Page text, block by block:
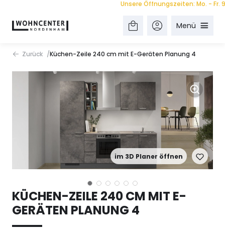
Unsere Öffnungszeiten: Mo. - Fr.
Menü
Zurück Küchen-Zeile 240 cm mit E-Geräten Planung 4
im 3D Planer öffnen
KÜCHEN-ZEILE 240 CM MIT E-
GERÄTEN PLANUNG 4